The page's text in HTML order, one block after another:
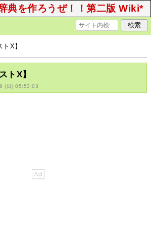
典を作ろうぜ！！第二版 Wiki*
X】
トX】
(日) 05:53:03